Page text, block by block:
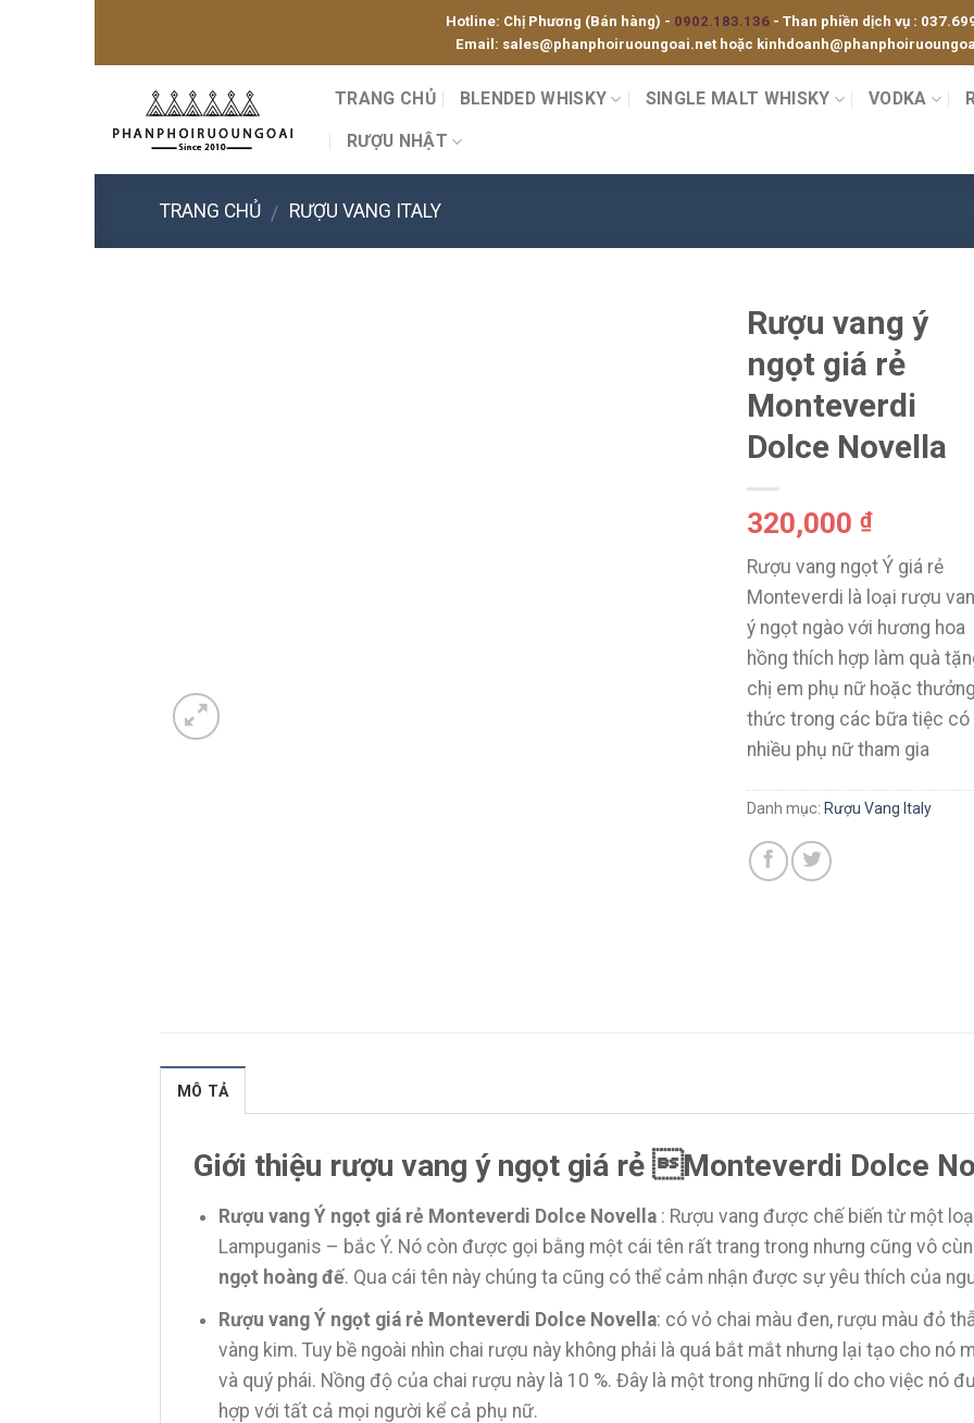
Hotline: Chị Phương (Bán hàng) - 0902.183.136 - Than phiền dịch vụ :
Email: sales@phanphoiruoungoai.nethoặc
TRANG CHỦ BLENDED WHISKY SINGLE MALT WHISKY VODKA
RƯỢU NHẬT
TRANG CHỦ / RƯỢU VANG ITALY
Rượu vang ý
ngọt giá rẻ
Monteverdi
Dolce Novella
320,000 ₫
Rượu vang ngọt Ý giá rẻ
Monteverdi là loại rượu
ý ngọt ngào với hương hoa
hồng thích hợp làm quà
chị em phụ nữ hoặc
thức trong các bữa tiệc có
nhiều phụ nữ tham gia
Danh mục: Rượu Vang Italy
MÔ TẢ
Giới thiệu rượu vang ý ngọt giá rẻ Monteverdi Dolce
Rượu vang Ý ngọt giá rẻ Monteverdi Dolce Novella : Rượu vang được chế biến từ một
Lampuganis – bắc Ý. Nó còn được gọi bằng một cái tên rất trang trong nhưng cũng vô
ngọt hoàng đế. Qua cái tên này chúng ta cũng có thể cảm nhận được sự yêu thích của
Rượu vang Ý ngọt giá rẻ Monteverdi Dolce Novella: có vỏ chai màu đen, rượu màu đỏ
vàng kim. Tuy bề ngoài nhìn chai rượu này không phải là quá bắt mắt nhưng lại tạo cho nó
và quý phái. Nồng độ của chai rượu này là 10 %. Đây là một trong những lí do cho việc nó
hợp với tất cả mọi người kể cả phụ nữ.